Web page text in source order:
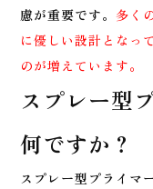
慮が重要です。多く
に優しい設計となっ
のが増えています。
スプレー型
何ですか？
スプレー型プライマ